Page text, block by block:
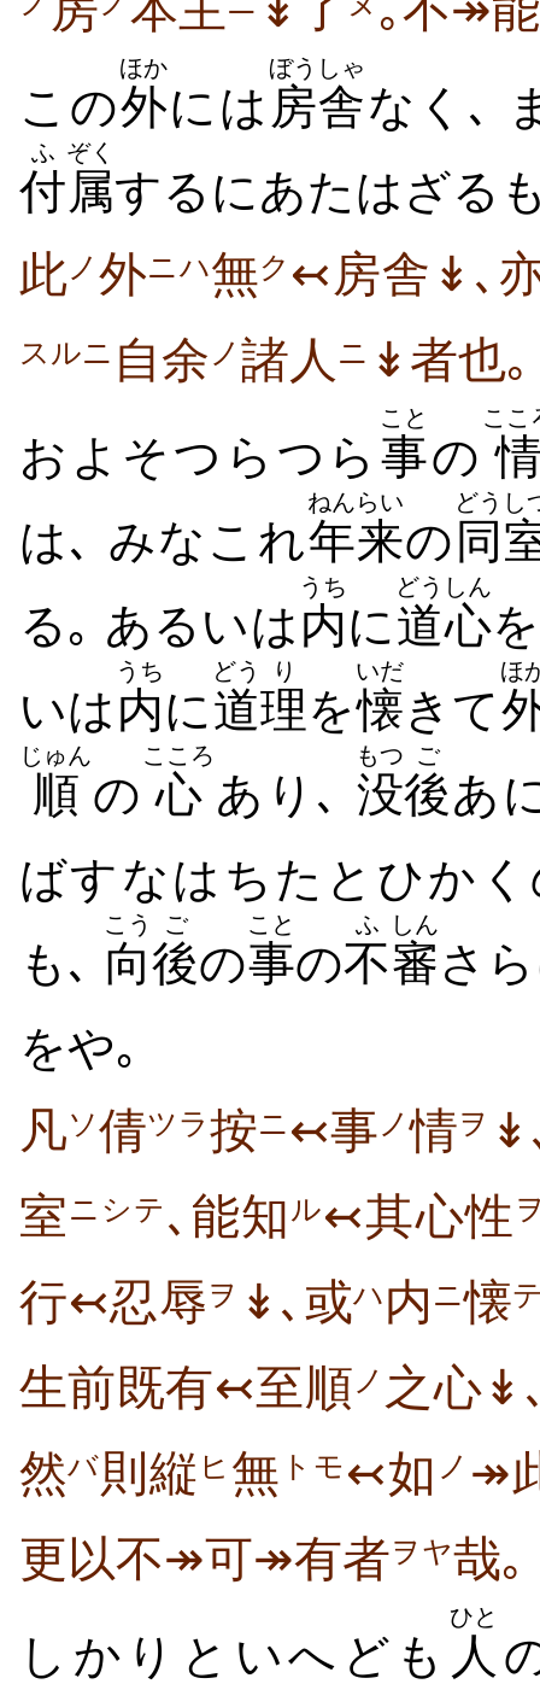
房 本主 ↡了 ｡不↠
この外
ほか
には 房舎
ぼうしゃ
なく､
付
ふ
属
ぞく
するにあたはざる
此 ノ 外 ニハ無ク ↢房舎↡､
スルニ 自余 ノ 諸人 ニ ↡者也｡
およそつらつら 事
こと
の
ここ
は､ みなこれ年来
ねんらい
の 同
どうし
る｡ あるいは内
うち
に道心
どうしん
を
いは内
うち
に道
どう
理
り
を懐
いだ
きて
ほ
順
じゅん
の 心
こころ
あり､ 没
もつ
後
ご
あ
ばすなはちたとひか
も､ 向
こう
後
ご
の事
こと
の不
ふ
審
しん
さ
をや｡
凡ソ倩ツラ按 ニ ↢事 ノ情ヲ ↡
室 ニシテ ､能知 ル↢其心性
行↢忍辱ヲ ↡､或ハ内 ニ懐
生前既有↢至順 ノ 之心↡
然バ則縦 ヒ 無 トモ↢如 ノ ↠
更以不↠可↠有者ヲヤ哉｡
しかりといへども 人
ひと